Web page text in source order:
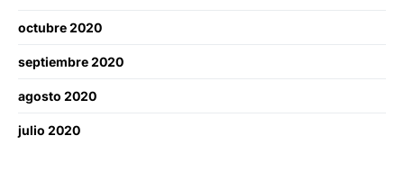
octubre 2020
septiembre 2020
agosto 2020
julio 2020